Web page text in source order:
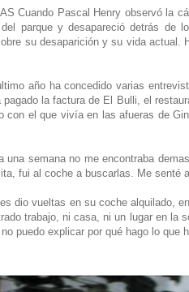
Cuando Pascal Henry observó la
del parque y desapareció detrás de
su desaparición y su vida actual.
año ha concedido varias
pagado la factura de El Bulli, el
con el que vivía en las afueras de
una semana no me encontraba
fui al coche a buscarlas. Me senté
dio vueltas en su coche alquilado,
trabajo, ni casa, ni un lugar en la
puedo explicar por qué hago lo que